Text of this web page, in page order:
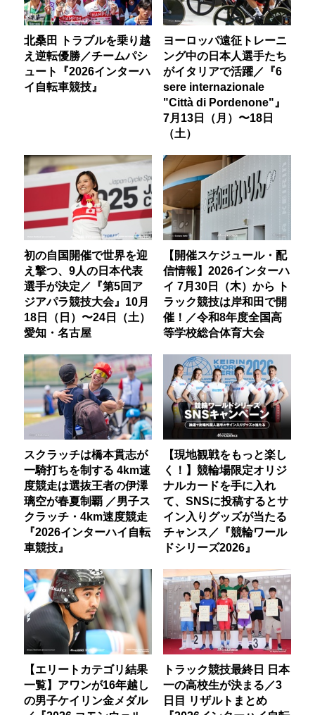
北桑田 トラブルを乗り越
え逆転優勝／チームパシ
ュート『2026インターハ
イ自転車競技』
ヨーロッパ遠征トレーニ
ング中の日本人選手たち
がイタリアで活躍／『6
sere internazionale
"Città di Pordenone"』
7月13日（月）〜18日
（土）
初の自国開催で世界を迎
え撃つ、9人の日本代表
選手が決定／『第5回ア
ジアパラ競技大会』10月
18日（日）〜24日（土）
愛知・名古屋
【開催スケジュール・配
信情報】2026インターハ
イ 7月30日（木）から ト
ラック競技は岸和田で開
催！／令和8年度全国高
等学校総合体育大会
スクラッチは橋本貫志が
一騎打ちを制する 4km速
度競走は選抜王者の伊澤
璃空が春夏制覇 ／男子ス
クラッチ・4km速度競走
『2026インターハイ自転
車競技』
【現地観戦をもっと楽し
く！】競輪場限定オリジ
ナルカードを手に入れ
て、SNSに投稿するとサ
イン入りグッズが当たる
チャンス／『競輪ワール
ドシリーズ2026』
【エリートカテゴリ結果
一覧】アワンが16年越し
の男子ケイリン金メダル
トラック競技最終日 日本
一の高校生が決まる／3
日目 リザルトまとめ